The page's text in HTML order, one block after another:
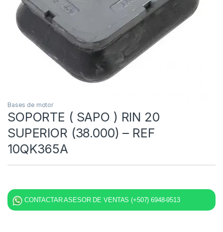
Bases de motor
SOPORTE ( SAPO ) RIN 20
SUPERIOR (38.000) – REF
10QK365A
CONTACTAR ASESOR DE VENTAS (+507) 6948-9513